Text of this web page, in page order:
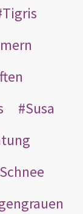
Tigris
Susa
Schnee